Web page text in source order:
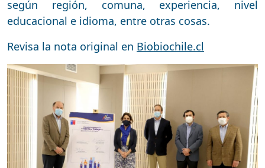
según región, comuna, experiencia, nivel
educacional e idioma, entre otras cosas.
Revisa la nota original en Biobiochile.cl